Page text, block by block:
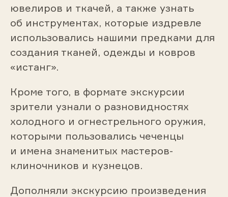
ювелиров и ткачей, а также узнать
об инструментах, которые издревле
использовались нашими предками для
создания тканей, одежды и ковров
«истанг».
Кроме того, в формате экскурсии
зрители узнали о разновидностях
холодного и огнестрельного оружия,
которыми пользовались чеченцы
и имена знаменитых мастеров-
клиночников и кузнецов.
Дополняли экскурсию произведения